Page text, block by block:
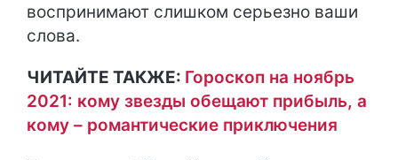
воспринимают слишком серьезно ваши
слова.
ЧИТАЙТЕ ТАКЖЕ: Гороскоп на ноябрь
2021: кому звезды обещают прибыль, а
кому – романтические приключения